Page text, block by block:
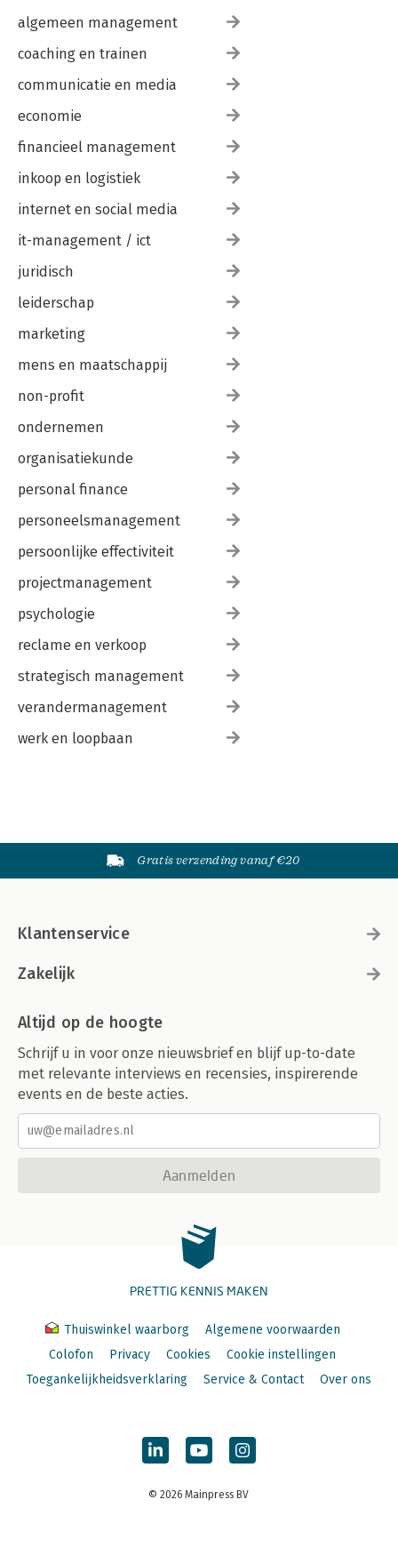
algemeen management
coaching en trainen
communicatie en media
economie
financieel management
inkoop en logistiek
internet en social media
it-management / ict
juridisch
leiderschap
marketing
mens en maatschappij
non-profit
ondernemen
organisatiekunde
personal finance
personeelsmanagement
persoonlijke effectiviteit
projectmanagement
psychologie
reclame en verkoop
strategisch management
verandermanagement
werk en loopbaan
Gratis verzending vanaf €20
Klantenservice
Zakelijk
Altijd op de hoogte
Schrijf u in voor onze nieuwsbrief en blijf up-to-date
met relevante interviews en recensies, inspirerende
events en de beste acties.
Aanmelden
PRETTIG KENNIS MAKEN
Thuiswinkel waarborg
Algemene voorwaarden
Colofon
Privacy Cookies
Cookie instellingen
Toegankelijkheidsverklaring
Service & Contact Over ons
© 2026 Mainpress BV